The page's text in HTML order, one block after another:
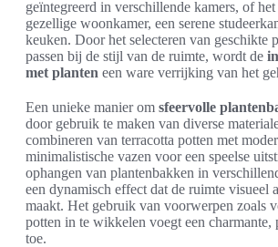
geïntegreerd in verschillende kamers, of het
gezellige woonkamer, een serene
keuken. Door het selecteren van geschikte
passen bij de stijl van de ruimte, wordt de
met planten een ware verrijking van het
Een unieke manier om sfeervolle
door gebruik te maken van diverse
combineren van terracotta potten met
minimalistische vazen voor een speelse
ophangen van plantenbakken in
een dynamisch effect dat de ruimte visueel
maakt. Het gebruik van voorwerpen zoals
potten in te wikkelen voegt een charmante,
toe.